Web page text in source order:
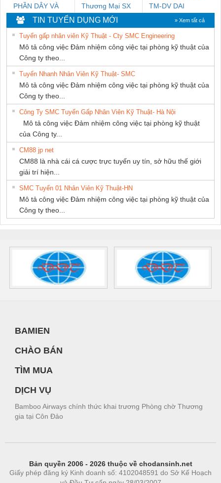
PHẦN DÂY VÀ
CÁP ĐIỆN
THƯỢNG ĐÌNH
Thương Mại SX
Ba Miền
TM-DV DAI
DONG THANH
TIN TUYỂN DỤNG MỚI » Xem tất cả
Tuyển gấp nhân viên Kỹ Thuật - Cty SMC Engineering
Mô tả công việc Đảm nhiệm công việc tại phòng kỹ thuật của
Công ty theo...
Tuyển Nhanh Nhân Viên Kỹ Thuật- SMC
Mô tả công việc Đảm nhiệm công việc tại phòng kỹ thuật của
Công ty theo...
Công Ty SMC Tuyển Gấp Nhân Viên Kỹ Thuật- Hà Nội
Mô tả công việc Đảm nhiệm công việc tại phòng kỹ thuật
của Công ty...
CM88 jp net
CM88 là nhà cái cá cược trực tuyến uy tín, sở hữu thế giới
giải trí hiện...
SMC Tuyển 01 Nhân Viên Kỹ Thuật-HN
Mô tả công việc Đảm nhiệm công việc tại phòng kỹ thuật của
Công ty theo...
BAMIEN
CHÀO BÁN
TÌM MUA
DỊCH VỤ
Bamboo Airways chính thức khai trương Phòng chờ Thương
gia tại Côn Đảo
Bản quyền 2006 - 2026 thuộc về chodansinh.net
Giấy phép đăng ký Kinh doanh số: 4102048591 do Sở Kế Hoạch